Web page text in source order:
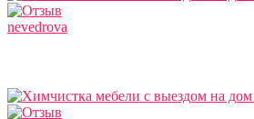
nevedrova